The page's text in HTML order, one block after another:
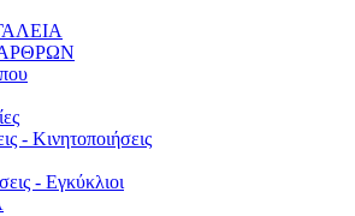
- Κινητοποιήσεις
- Εγκύκλιοι